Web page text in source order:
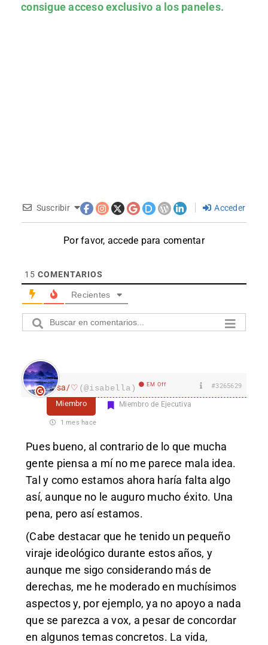
consigue acceso exclusivo a los paneles.
Suscribir Acceder
Por favor, accede para comentar
15 COMENTARIOS
Recientes
Isa/♡ (@isabella) EM Off #3265629
Miembro Miembro de Ejecutiva
1 mes hace
Pues bueno, al contrario de lo que mucha
gente piensa a mí no me parece mala idea.
Tal y como estamos ahora haría falta algo
así, aunque no le auguro mucho éxito. Una
pena, pero así estamos.
(Cabe destacar que he tenido un pequeño
viraje ideológico durante estos años, y
aunque me sigo considerando más de
derechas, me he moderado en muchísimos
aspectos y, por ejemplo, ya no apoyo a nada
que se parezca a vox, a pesar de concordar
en algunos temas concretos. La vida,